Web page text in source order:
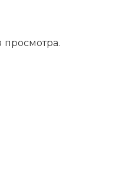
просмотра.